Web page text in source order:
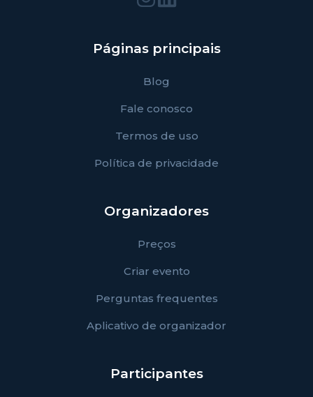
Páginas principais
Blog
Fale conosco
Termos de uso
Política de privacidade
Organizadores
Preços
Criar evento
Perguntas frequentes
Aplicativo de organizador
Participantes